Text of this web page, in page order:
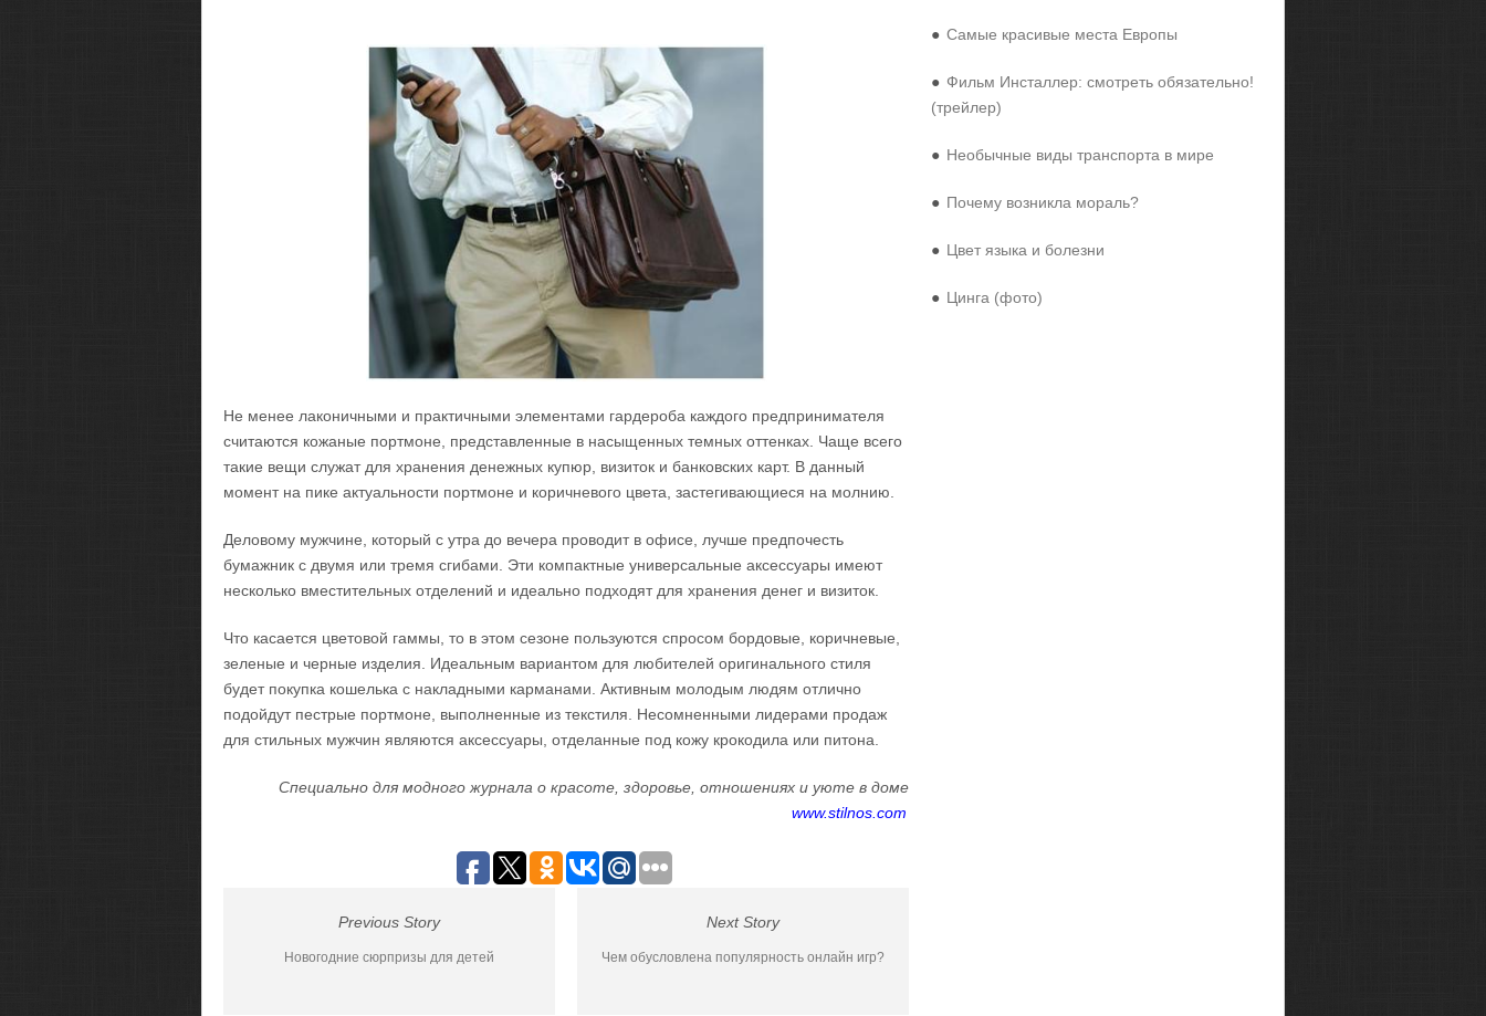
Не менее лаконичными и практичными элементами гардероба каждого предпринимателя
считаются кожаные портмоне, представленные в насыщенных темных оттенках. Чаще всего
такие вещи служат для хранения денежных купюр, визиток и банковских карт. В данный
момент на пике актуальности портмоне и коричневого цвета, застегивающиеся на молнию.
Деловому мужчине, который с утра до вечера проводит в офисе, лучше предпочесть
бумажник с двумя или тремя сгибами. Эти компактные универсальные аксессуары имеют
несколько вместительных отделений и идеально подходят для хранения денег и визиток.
Что касается цветовой гаммы, то в этом сезоне пользуются спросом бордовые, коричневые,
зеленые и черные изделия. Идеальным вариантом для любителей оригинального стиля
будет покупка кошелька с накладными карманами. Активным молодым людям отлично
подойдут пестрые портмоне, выполненные из текстиля. Несомненными лидерами продаж
для стильных мужчин являются аксессуары, отделанные под кожу крокодила или питона.
Специально для модного журнала о красоте, здоровье, отношениях и уюте в доме
www.stilnos.com
Previous Story
Новогодние сюрпризы для детей
Next Story
Чем обусловлена популярность онлайн игр?
● Самые красивые места Европы
● Фильм Инсталлер: смотреть обязательно!
(трейлер)
● Необычные виды транспорта в мире
● Почему возникла мораль?
● Цвет языка и болезни
● Цинга (фото)